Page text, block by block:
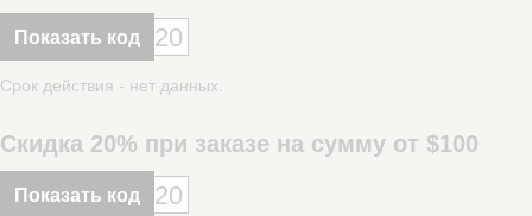
Показать код 20
Срок действия - нет данных.
Скидка 20% при заказе на сумму от $100
Показать код 20